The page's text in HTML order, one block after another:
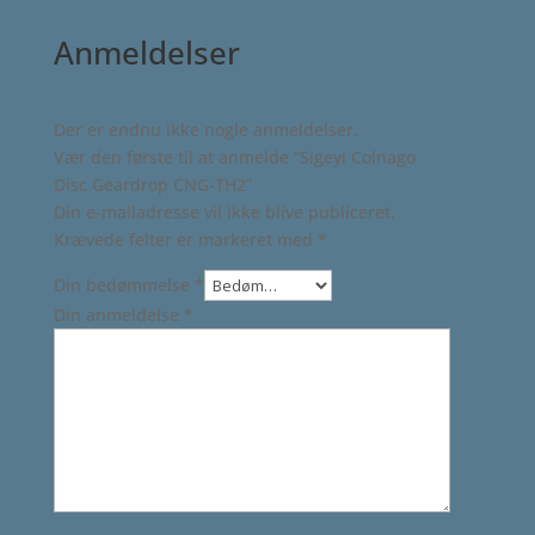
Anmeldelser
Der er endnu ikke nogle anmeldelser.
Vær den første til at anmelde “Sigeyi Colnago
Disc Geardrop CNG-TH2”
Din e-mailadresse vil ikke blive publiceret.
Krævede felter er markeret med *
Din bedømmelse *
Din anmeldelse *